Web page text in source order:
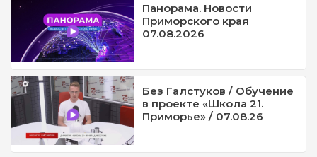
Панорама. Новости
Приморского края
07.08.2026
Без Галстуков / Обучение
в проекте «Школа 21.
Приморье» / 07.08.26